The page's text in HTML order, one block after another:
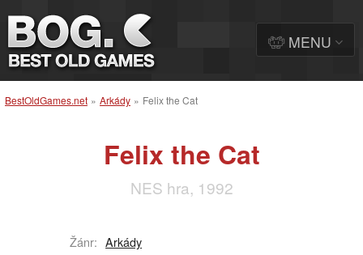
BestOldGames.net » Arkády » Felix the Cat
Felix the Cat
NES hra, 1992
Žánr: Arkády
MENU